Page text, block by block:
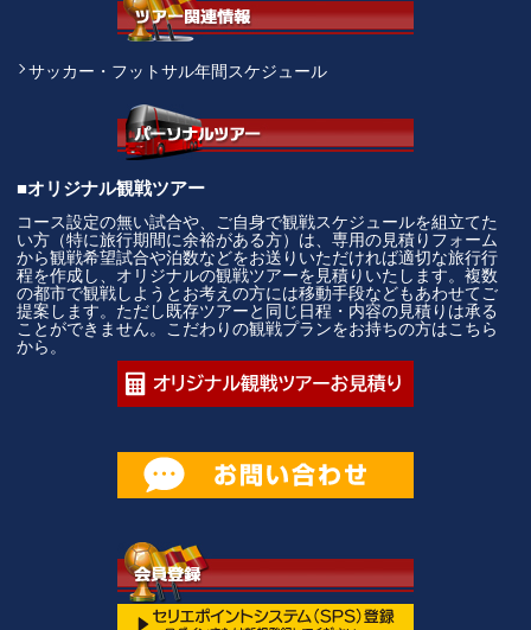
サッカー・フットサル年間スケジュール
■オリジナル観戦ツアー
コース設定の無い試合や、ご自身で観戦スケジュールを組立てた
い方（特に旅行期間に余裕がある方）は、専用の見積りフォーム
から観戦希望試合や泊数などをお送りいただければ適切な旅行行
程を作成し、オリジナルの観戦ツアーを見積りいたします。複数
の都市で観戦しようとお考えの方には移動手段などもあわせてご
提案します。ただし既存ツアーと同じ日程・内容の見積りは承る
ことができません。こだわりの観戦プランをお持ちの方はこちら
から。